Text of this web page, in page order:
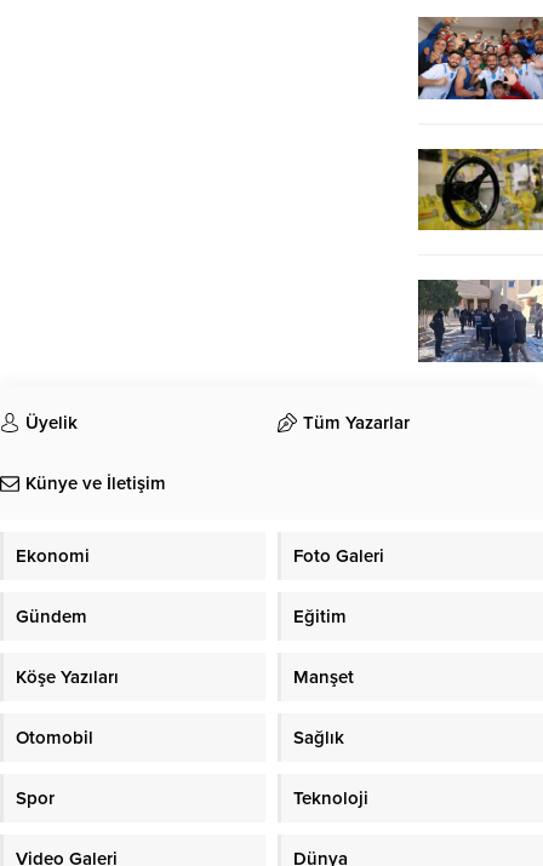
Üyelik Tüm Yazarlar
Künye ve İletişim
Ekonomi Foto Galeri
Gündem Eğitim
Köşe Yazıları Manşet
Otomobil Sağlık
Spor Teknoloji
Video Galeri Dünya